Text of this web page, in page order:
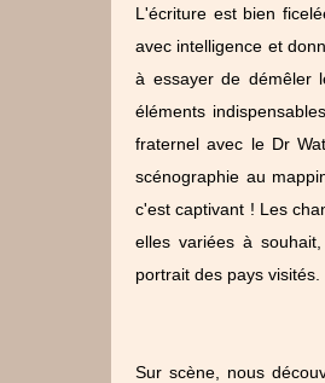
L'écriture est bien
avec intelligence et
à essayer de démêler
éléments
fraternel avec le Dr
scénographie au
c'est captivant ! Les
elles variées à
portrait des pays visités.
Sur scène, nous